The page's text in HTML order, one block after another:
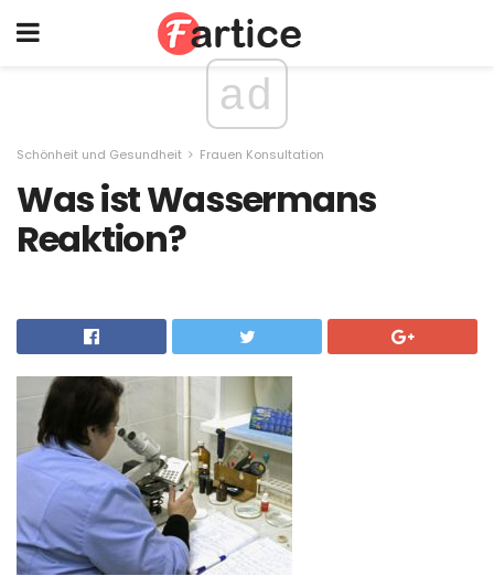
ad
Schönheit und Gesundheit Frauen Konsultation
Was ist Wassermans
Reaktion?